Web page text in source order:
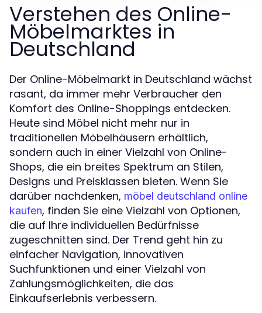
Verstehen des Online-
Möbelmarktes in
Deutschland
Der Online-Möbelmarkt in Deutschland wächst
rasant, da immer mehr Verbraucher den
Komfort des Online-Shoppings entdecken.
Heute sind Möbel nicht mehr nur in
traditionellen Möbelhäusern erhältlich,
sondern auch in einer Vielzahl von Online-
Shops, die ein breites Spektrum an Stilen,
Designs und Preisklassen bieten. Wenn Sie
darüber nachdenken, möbel deutschland online
kaufen, finden Sie eine Vielzahl von Optionen,
die auf Ihre individuellen Bedürfnisse
zugeschnitten sind. Der Trend geht hin zu
einfacher Navigation, innovativen
Suchfunktionen und einer Vielzahl von
Zahlungsmöglichkeiten, die das
Einkaufserlebnis verbessern.